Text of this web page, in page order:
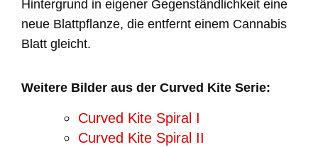
Hintergrund in eigener Gegenständlichkeit eine
neue Blattpflanze, die entfernt einem Cannabis
Blatt gleicht.
Weitere Bilder aus der Curved Kite Serie:
Curved Kite Spiral I
Curved Kite Spiral II